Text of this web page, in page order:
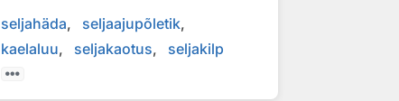
seljahäda
seljaajupõletik
kaelaluu
seljakaotus seljakilp